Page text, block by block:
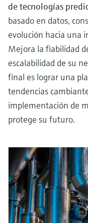
de tecnologías
basado en datos,
evolución hacia una
Mejora la fiabilidad
escalabilidad de su
final es lograr una
tendencias
implementación de
protege su futuro.